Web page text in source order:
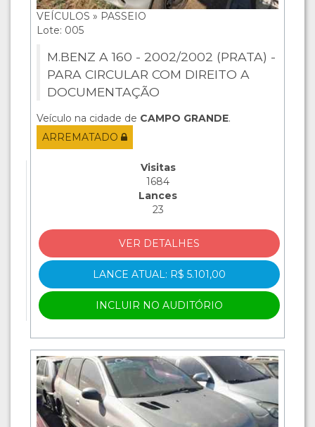
VEÍCULOS » PASSEIO
Lote: 005
M.BENZ A 160 - 2002/2002 (PRATA) -
PARA CIRCULAR COM DIREITO A
DOCUMENTAÇÃO
Veículo na cidade de CAMPO GRANDE.
ARREMATADO
Visitas
1684
Lances
23
VER DETALHES
LANCE ATUAL: R$ 5.101,00
INCLUIR NO AUDITÓRIO